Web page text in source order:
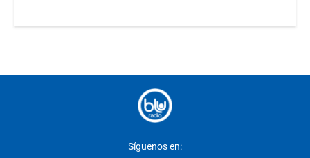
Síguenos en: